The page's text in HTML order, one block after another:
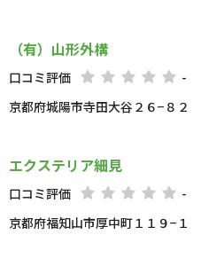
（有）山形外構
口コミ評価
-
京都府城陽市寺田大谷２６−８２
エクステリア細見
口コミ評価
-
京都府福知山市厚中町１１９−１